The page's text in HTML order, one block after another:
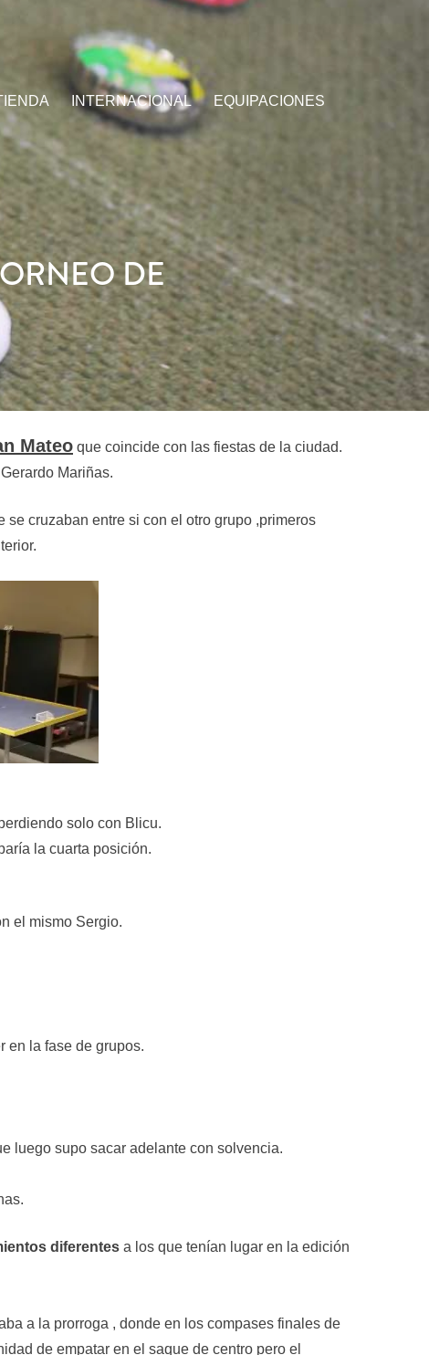
INTERNACIONAL EQUIPACIONES
DE
Mateo que coincide con las fiestas de la ciudad.
Mariñas.
cruzaban entre si con el otro grupo ,primeros
solo con Blicu.
la cuarta posición.
el mismo Sergio.
en la fase de grupos.
luego supo sacar adelante con solvencia.
diferentes a los que tenían lugar en la edición
a la prorroga , donde en los compases finales de
de empatar en el saque de centro pero el